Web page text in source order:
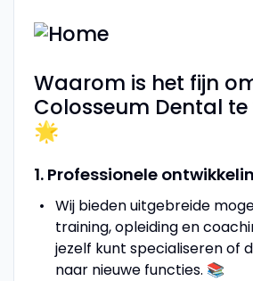
Waarom is het fijn
Colosseum Dental te
🌟
1. Professionele
Wij bieden uitgebreide
training, opleiding en
jezelf kunt specialiseren of
naar nieuwe functies. 📚